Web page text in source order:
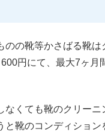
のの靴等かさばる靴
円にて、最大7ヶ月
なくても靴のクリーニ
と靴のコンディション